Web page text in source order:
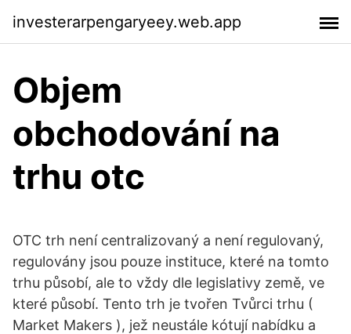
investerarpengaryeey.web.app
Objem
obchodování na
trhu otc
OTC trh není centralizovaný a není regulovaný,
regulovány jsou pouze instituce, které na tomto
trhu působí, ale to vždy dle legislativy země, ve
které působí. Tento trh je tvořen Tvůrci trhu (
Market Makers ), jež neustále kótují nabídku a